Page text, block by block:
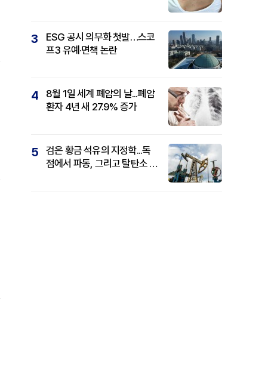
3
ESG 공시 의무화 첫발…스코
프3 유예·면책 논란
4
8월 1일 세계 폐암의 날...폐암
환자 4년 새 27.9% 증가
5
검은 황금 석유의 지정학...독
점에서 파동, 그리고 탈탄소 패